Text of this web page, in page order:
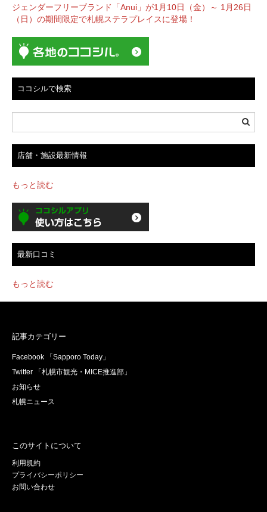
ゲ
ー
シ
ョ
ン
ジェンダーフリーブランド「Anui」が1月10日（金）～ 1月26日
（日）の期間限定で札幌ステラプレイスに登場！
ココシルで検索
店舗・施設最新情報
もっと読む
最新口コミ
もっと読む
記事カテゴリー
Facebook 「Sapporo Today」
Twitter 「札幌市観光・MICE推進部」
お知らせ
札幌ニュース
このサイトについて
利用規約
プライバシーポリシー
お問い合わせ